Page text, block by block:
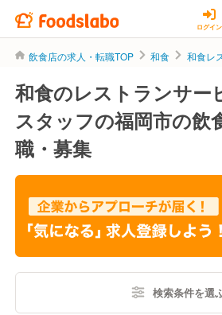
ログイン
飲食店の求人・転職TOP 和食 和食レ
和食のレストランサー
スタッフの福岡市の飲
職・募集
検索条件を選